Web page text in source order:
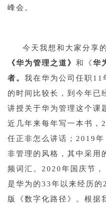
峰会。
今天我想和大家分享
《华为管理之道》 和《华
者。 我在华为公司任职11
的时间比较长，到今年已
讲授关于华为管理这个课
近几年来每年写一本书，
任正非怎么讲话；2019年
非管理的风格，其中采用
频词汇。 2020年国庆节，
是华为的33年以来经历的
版《数字化路径》 。根据